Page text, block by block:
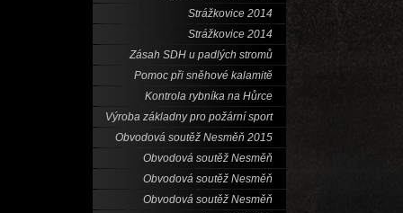
Strážkovice 2014
Strážkovice 2014
Zásah SDH u padlých stromů
Pomoc při sněhové kalamitě
Kontrola rybníka na Hůrce
Výroba základny pro požární sport
Obvodová soutěž Nesměň 2015
Obvodová soutěž Nesměň
Obvodová soutěž Nesměň
Obvodová soutěž Nesměň